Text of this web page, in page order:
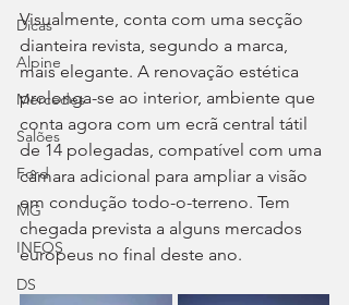
Dicas
Alpine
Mercedes
Salões
Ford
MG
INEOS
DS
Visualmente, conta com uma secção
dianteira revista, segundo a marca,
mais elegante. A renovação estética
prolonga-se ao interior, ambiente que
conta agora com um ecrã central tátil
de 14 polegadas, compatível com uma
câmara adicional para ampliar a visão
em condução todo-o-terreno. Tem
chegada prevista a alguns mercados
europeus no final deste ano.